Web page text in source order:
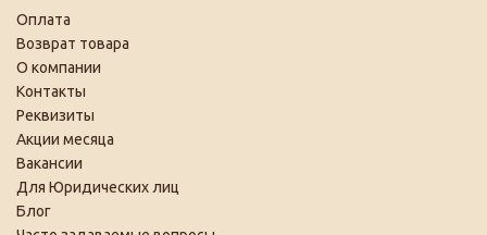
Оплата
Возврат товара
О компании
Контакты
Реквизиты
Акции месяца
Вакансии
Для Юридических лиц
Блог